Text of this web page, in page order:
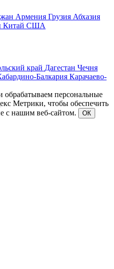
Армения Грузия Абхазия
Китай США
край Дагестан Чечня
Балкария Карачаево-
персональные
Метрики, чтобы обеспечить
с нашим веб-сайтом.
ОК